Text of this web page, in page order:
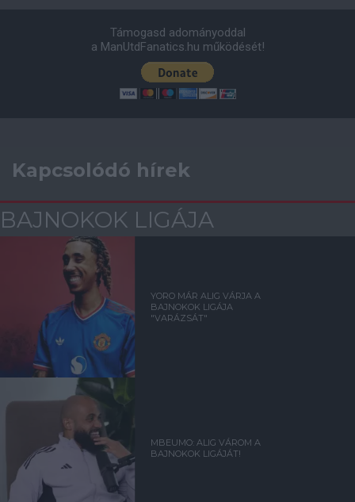
Támogasd adományoddal
a ManUtdFanatics.hu működését!
Kapcsolódó hírek
BAJNOKOK LIGÁJA
YORO MÁR ALIG VÁRJA A
BAJNOKOK LIGÁJA
"VARÁZSÁT"
MBEUMO: ALIG VÁROM A
BAJNOKOK LIGÁJÁT!